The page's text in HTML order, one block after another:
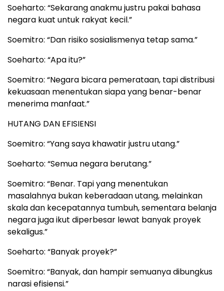
Soeharto: “Sekarang anakmu justru pakai bahasa
negara kuat untuk rakyat kecil.”
Soemitro: “Dan risiko sosialismenya tetap sama.”
Soeharto: “Apa itu?”
Soemitro: “Negara bicara pemerataan, tapi distribusi
kekuasaan menentukan siapa yang benar-benar
menerima manfaat.”
HUTANG DAN EFISIENSI
Soemitro: “Yang saya khawatir justru utang.”
Soeharto: “Semua negara berutang.”
Soemitro: “Benar. Tapi yang menentukan
masalahnya bukan keberadaan utang, melainkan
skala dan kecepatannya tumbuh, sementara belanja
negara juga ikut diperbesar lewat banyak proyek
sekaligus.”
Soeharto: “Banyak proyek?”
Soemitro: “Banyak, dan hampir semuanya dibungkus
narasi efisiensi.”